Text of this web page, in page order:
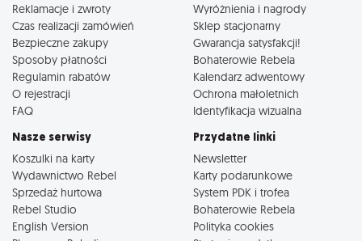
Reklamacje i zwroty
Czas realizacji zamówień
Bezpieczne zakupy
Sposoby płatności
Regulamin rabatów
O rejestracji
FAQ
Wyróżnienia i nagrody
Sklep stacjonarny
Gwarancja satysfakcji!
Bohaterowie Rebela
Kalendarz adwentowy
Ochrona małoletnich
Identyfikacja wizualna
Nasze serwisy
Koszulki na karty
Wydawnictwo Rebel
Sprzedaż hurtowa
Rebel Studio
English Version
Przydatne linki
Newsletter
Karty podarunkowe
System PDK i trofea
Bohaterowie Rebela
Polityka cookies